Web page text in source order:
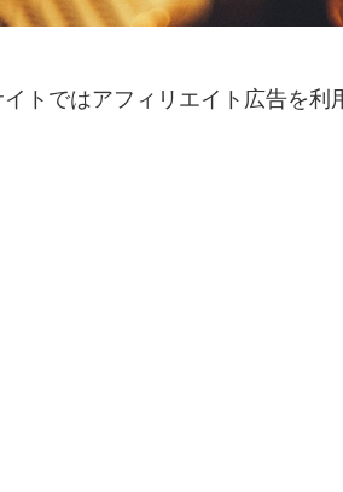
イトではアフィリエイト広告を利